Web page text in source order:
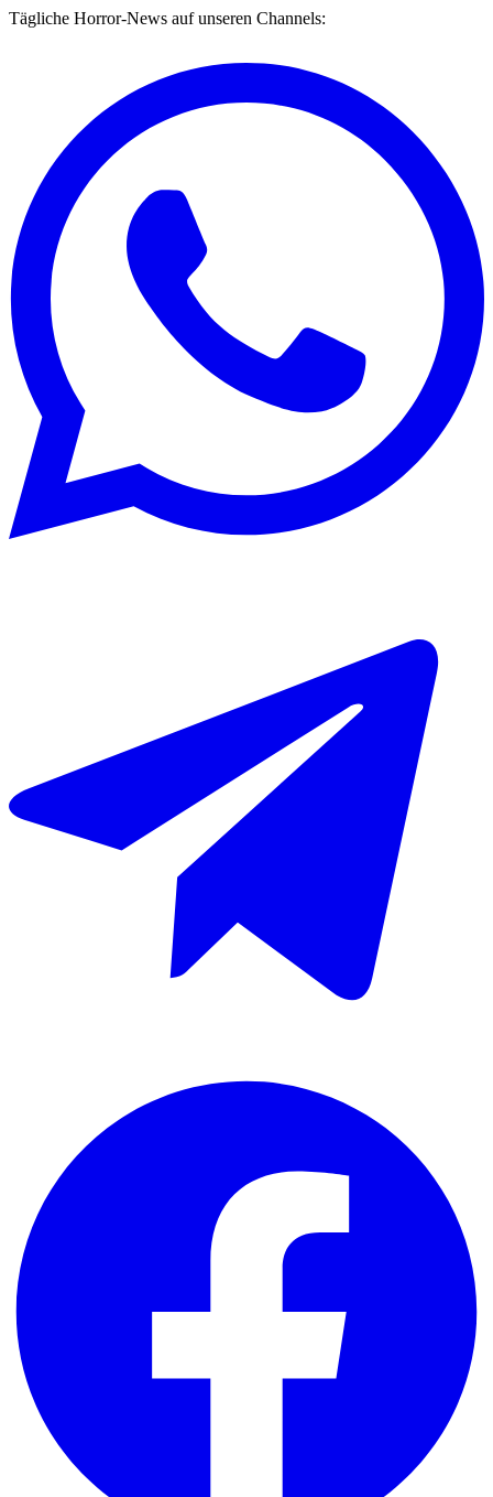
Tägliche Horror-News auf unseren Channels: